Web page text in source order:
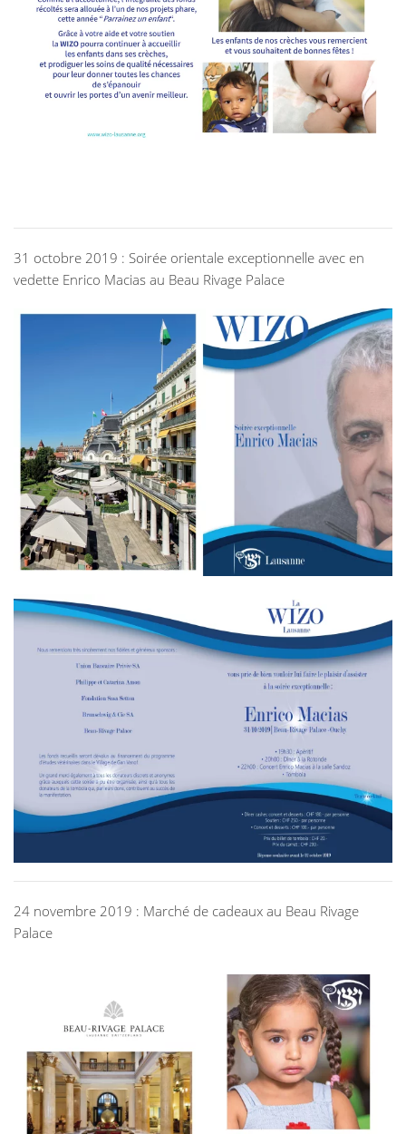
31 octobre 2019 : Soirée orientale exceptionnelle avec en
vedette Enrico Macias au Beau Rivage Palace
24 novembre 2019 : Marché de cadeaux au Beau Rivage
Palace